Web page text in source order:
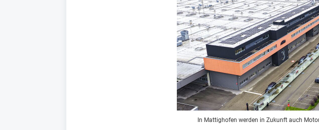
In Mattighofen werden in Zukunft auch